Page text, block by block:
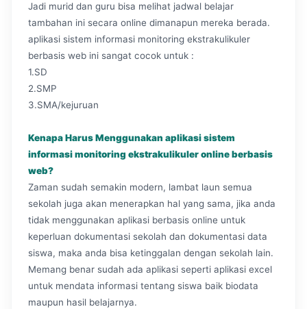
Jadi murid dan guru bisa melihat jadwal belajar
tambahan ini secara online dimanapun mereka berada.
aplikasi sistem informasi monitoring ekstrakulikuler
berbasis web ini sangat cocok untuk :
1.SD
2.SMP
3.SMA/kejuruan
Kenapa Harus Menggunakan aplikasi sistem
informasi monitoring ekstrakulikuler online berbasis
web?
Zaman sudah semakin modern, lambat laun semua
sekolah juga akan menerapkan hal yang sama, jika anda
tidak menggunakan aplikasi berbasis online untuk
keperluan dokumentasi sekolah dan dokumentasi data
siswa, maka anda bisa ketinggalan dengan sekolah lain.
Memang benar sudah ada aplikasi seperti aplikasi excel
untuk mendata informasi tentang siswa baik biodata
maupun hasil belajarnya.